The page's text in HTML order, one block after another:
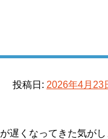
投稿日: 2026年4月23
遅くなってきた気が